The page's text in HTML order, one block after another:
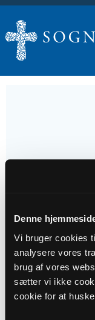
Denne
Vi bruger cookies
analysere vores
brug af vores
sætter vi ikke
cookie for at
Tidspunkt
kl. 10:30
Præst